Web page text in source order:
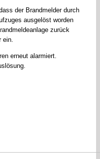
der Brandmelder durch
ausgelöst worden
zurück
ein.
erneut alarmiert.